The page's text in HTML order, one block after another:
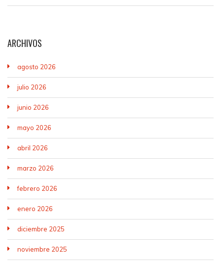
ARCHIVOS
agosto 2026
julio 2026
junio 2026
mayo 2026
abril 2026
marzo 2026
febrero 2026
enero 2026
diciembre 2025
noviembre 2025